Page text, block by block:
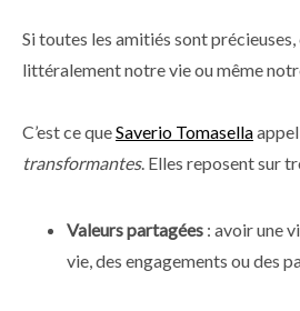
Si toutes les amitiés sont
littéralement notre vie ou même
C’est ce queSaverio Tomasella
transformantes. Elles reposent sur
Valeurs partagées : avoir une
vie, des engagements ou des